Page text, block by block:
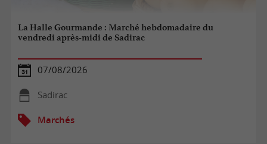
La Halle Gourmande : Marché hebdomadaire du
vendredi après-midi de Sadirac
07/08/2026
Sadirac
Marchés